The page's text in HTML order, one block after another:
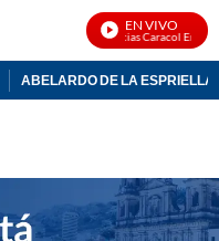
EN VIVO
Noticias Caracol En Vivo
ABELARDO DE LA ESPRIELLA